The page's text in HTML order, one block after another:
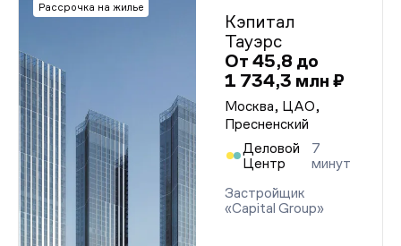
Рассрочка на жилье
Кэпитал
Тауэрс
От 45,8 до
1 734,3 млн ₽
Москва, ЦАО,
Пресненский
Деловой
Центр
7
минут
Застройщик
«Capital Group»